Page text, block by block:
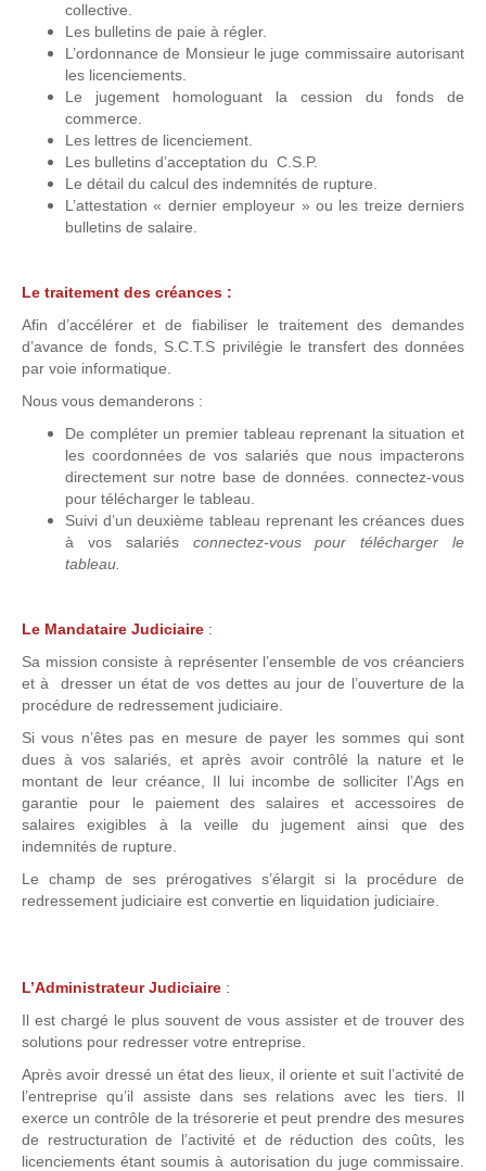
collective.
Les bulletins de paie à régler.
L’ordonnance de Monsieur le juge commissaire autorisant
les licenciements.
Le jugement homologuant la cession du fonds de
commerce.
Les lettres de licenciement.
Les bulletins d’acceptation du C.S.P.
Le détail du calcul des indemnités de rupture.
L’attestation « dernier employeur » ou les treize derniers
bulletins de salaire.
Le traitement des créances :
Afin d’accélérer et de fiabiliser le traitement des demandes
d’avance de fonds, S.C.T.S privilégie le transfert des données
par voie informatique.
Nous vous demanderons :
De compléter un premier tableau reprenant la situation et
les coordonnées de vos salariés que nous impacterons
directement sur notre base de données. connectez-vous
pour télécharger le tableau.
Suivi d’un deuxième tableau reprenant les créances dues
à vos salariés connectez-vous pour télécharger le
tableau.
Le Mandataire Judiciaire :
Sa mission consiste à représenter l’ensemble de vos créanciers
et à dresser un état de vos dettes au jour de l’ouverture de la
procédure de redressement judiciaire.
Si vous n’êtes pas en mesure de payer les sommes qui sont
dues à vos salariés, et après avoir contrôlé la nature et le
montant de leur créance, Il lui incombe de solliciter l’Ags en
garantie pour le paiement des salaires et accessoires de
salaires exigibles à la veille du jugement ainsi que des
indemnités de rupture.
Le champ de ses prérogatives s’élargit si la procédure de
redressement judiciaire est convertie en liquidation judiciaire.
L’Administrateur Judiciaire :
Il est chargé le plus souvent de vous assister et de trouver des
solutions pour redresser votre entreprise.
Après avoir dressé un état des lieux, il oriente et suit l’activité de
l’entreprise qu’il assiste dans ses relations avec les tiers. Il
exerce un contrôle de la trésorerie et peut prendre des mesures
de restructuration de l’activité et de réduction des coûts, les
licenciements étant soumis à autorisation du juge commissaire.